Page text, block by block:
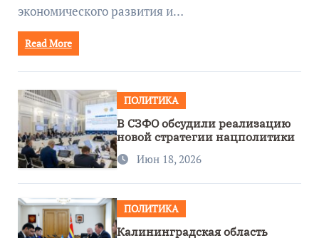
экономического развития и…
Read More
ПОЛИТИКА
В СЗФО обсудили реализацию
новой стратегии нацполитики
Июн 18, 2026
ПОЛИТИКА
Калининградская область